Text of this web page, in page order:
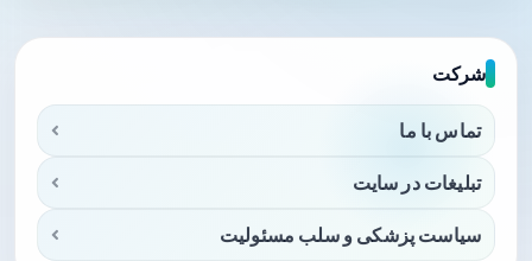
شرکت
تماس با ما
تبلیغات در سایت
سیاست پزشکی و سلب مسئولیت